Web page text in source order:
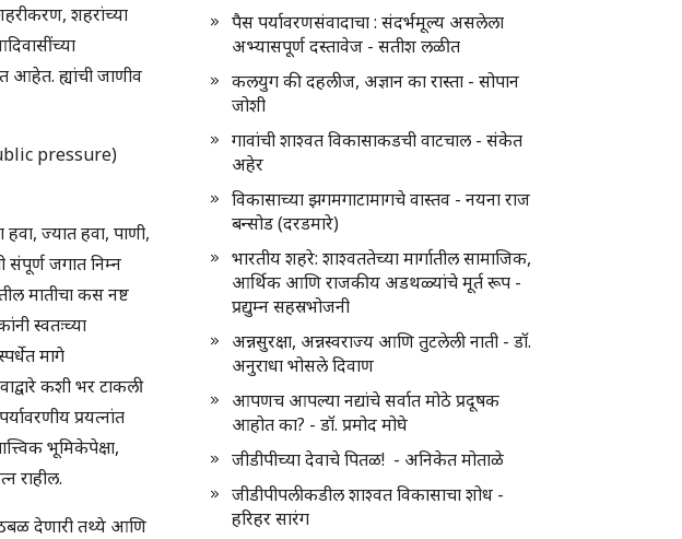
शहरांच्या
आहेत. ह्यांची जाणीव
pressure)
हवा, ज्यात हवा, पाणी,
संपूर्ण जगात निम्न
मातीचा कस नष्ट
स्वतःच्या
मागे
कशी भर टाकली
प्रयत्नांत
भूमिकेपेक्षा,
राहील.
देणारी तथ्ये आणि
पैस पर्यावरणसंवादाचा : संदर्भमूल्य असलेला
अभ्यासपूर्ण दस्तावेज - सतीश लळीत
कलयुग की दहलीज, अज्ञान का रास्ता - सोपान
जोशी
गावांची शाश्वत विकासाकडची वाटचाल - संकेत
अहेर
विकासाच्या झगमगाटामागचे वास्तव - नयना राज
बन्सोड (दरडमारे)
भारतीय शहरे: शाश्वततेच्या मार्गातील सामाजिक,
आर्थिक आणि राजकीय अडथळ्यांचे मूर्त रूप -
प्रद्युम्न सहस्रभोजनी
अन्नसुरक्षा, अन्नस्वराज्य आणि तुटलेली नाती - डॉ.
अनुराधा भोसले दिवाण
आपणच आपल्या नद्यांचे सर्वात मोठे प्रदूषक
आहोत का? - डॉ. प्रमोद मोघे
जीडीपीच्या देवाचे पितळ! - अनिकेत मोताळे
जीडीपीपलीकडील शाश्वत विकासाचा शोध -
हरिहर सारंग